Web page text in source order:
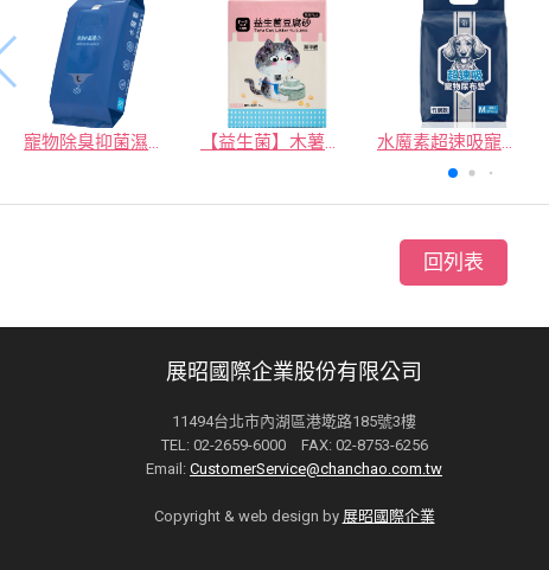
寵物除臭抑菌濕紙巾／30抽／無味【4包100】 【益生菌】木薯豆腐砂/豆腐砂 (1包最低$119起)抽貓砂機 水魔素超速吸寵物尿布墊買1送1
回列表
展昭國際企業股份有限公司
11494台北市內湖區港墘路185號3樓
TEL: 02-2659-6000 FAX: 02-8753-6256
Email: CustomerService@chanchao.com.tw
Copyright & web design by 展昭國際企業